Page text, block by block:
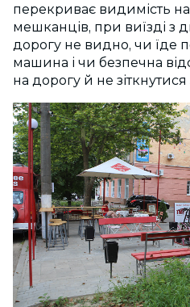
перекриває видимість
мешканців, при виїзді з
дорогу не видно, чи їде
машина і чи безпечна
на дорогу й не зіткнутися